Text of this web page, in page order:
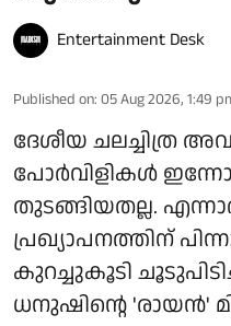
Entertainment Desk
Published on: 05 Aug 2026, 1:49
ദേശീയ ചലച്ചിത്ര
പോർവിളികൾ
തുടങ്ങിയതല്ല.
പ്രഖ്യാപനത്തിന്
കുറച്ചുകൂടി
ധനുഷിന്റെ 'രായൻ'